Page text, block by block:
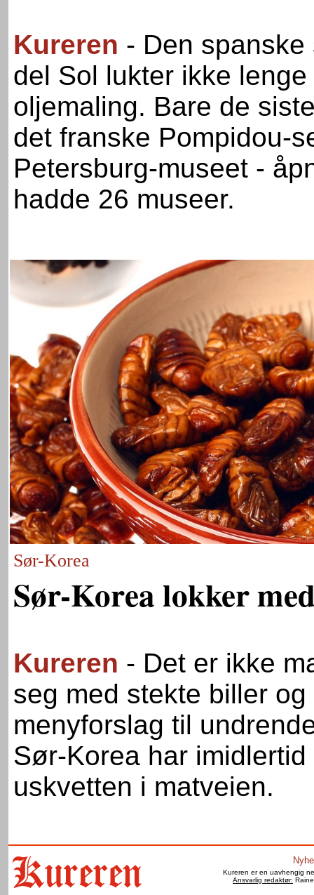
Kureren - Den
del Sol lukter ikke
oljemaling. Bare de
det franske Pompidou-
Petersburg-museet -
hadde 26 museer.
Sør-Korea
Sør-Korea lokker
Kureren - Det er ikke
seg med stekte biller
menyforslag til
Sør-Korea har
uskvetten i matveien.
Kureren er en uavhengig
Ansvarlig redaktør: